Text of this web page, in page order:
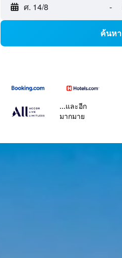
ศ. 14/8 -
ค้นหา
...และอีก
มากมาย